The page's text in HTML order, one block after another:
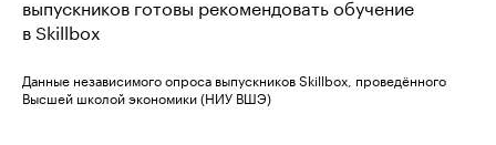
выпускников готовы рекомендовать обучение
в Skillbox
Данные независимого опроса выпускников Skillbox, проведённого
Высшей школой экономики (НИУ ВШЭ)